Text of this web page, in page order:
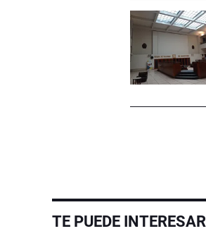
TE PUEDE INTERESAR